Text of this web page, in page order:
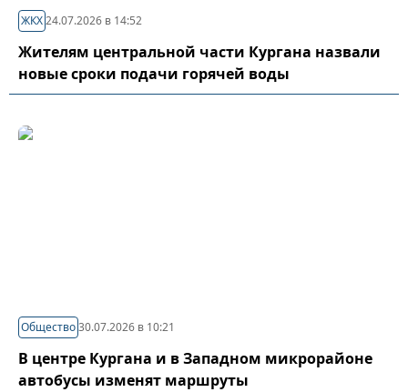
ЖКХ24.07.2026 в 14:52
Жителям центральной части Кургана назвали
новые сроки подачи горячей воды
Общество30.07.2026 в 10:21
В центре Кургана и в Западном микрорайоне
автобусы изменят маршруты